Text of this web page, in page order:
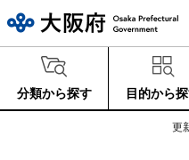
分類から探す 目的から
更